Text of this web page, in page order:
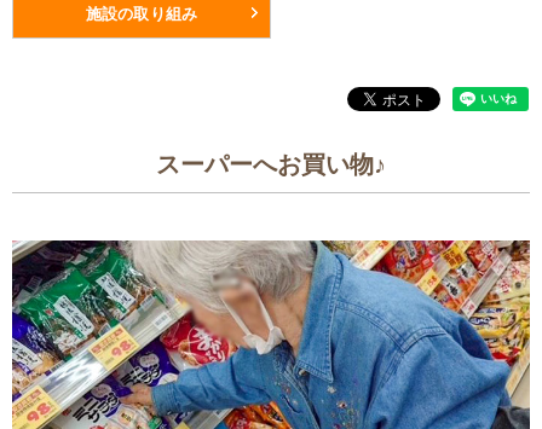
施設の取り組み
スーパーへお買い物♪